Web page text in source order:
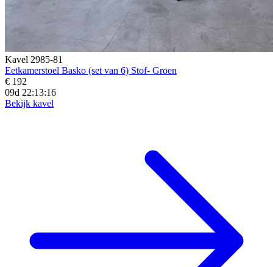
Kavel 2985-81
Eetkamerstoel Basko (set van 6) Stof- Groen
€ 192
09d 22:13:14
Bekijk kavel